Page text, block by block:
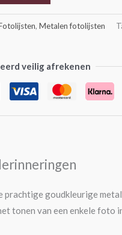
, Metalen fotolijsten
veilig afrekenen
goudkleurige
tonen van een enkele foto